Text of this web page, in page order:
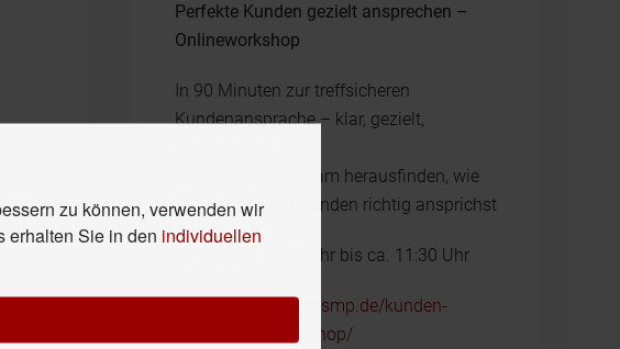
Perfekte Kunden gezielt ansprechen –
Onlineworkshop
In 90 Minuten zur treffsicheren
Kundenansprache – klar, gezielt,
Lass uns gemeinsam herausfinden, wie
Du die richtigen Kunden richtig ansprichst
23.3.2025, 10:00 Uhr bis ca. 11:30 Uhr
https://www.reckliesmp.de/kunden-
ansprechen-workshop/
zu können, verwenden wir
erhalten Sie in den individuellen